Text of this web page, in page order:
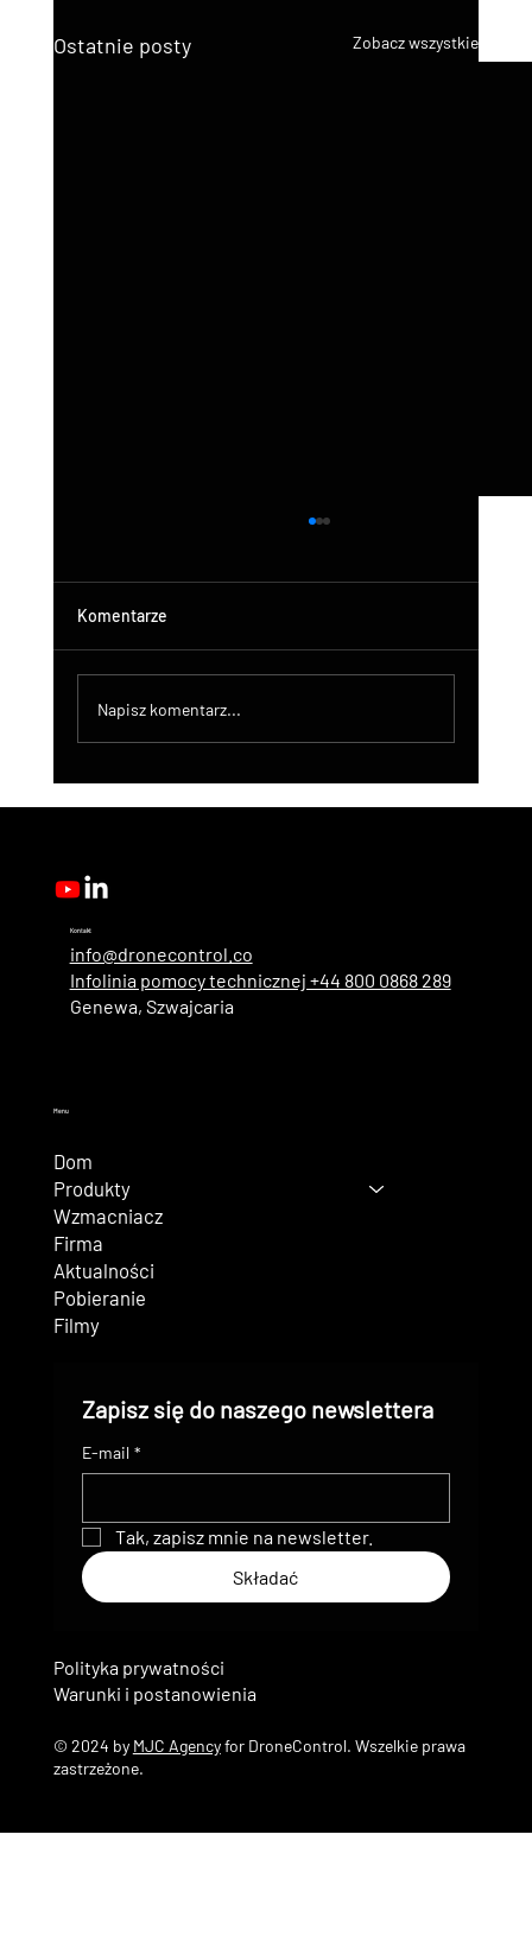
Ostatnie posty Zobacz wszystkie
Komentarze
Napisz komentarz...
Kontakt
info@dronecontrol.co
Infolinia pomocy technicznej +44 800 0868 289
Genewa, Szwajcaria
Menu
Dom
Produkty
Wzmacniacz
Firma
Aktualności
Pobieranie
Filmy
Zapisz się do naszego newslettera
E-mail *
Tak, zapisz mnie na newsletter.
Składać
© 2024 by MJC Agencyfor DroneControl. Wszelkie prawa
zastrzeżone.
Warunki i postanowienia
Polityka prywatności